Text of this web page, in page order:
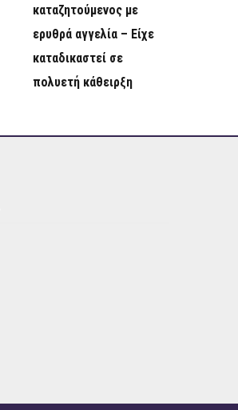
καταζητούμενος με
ερυθρά αγγελία – Είχε
καταδικαστεί σε
πολυετή κάθειρξη